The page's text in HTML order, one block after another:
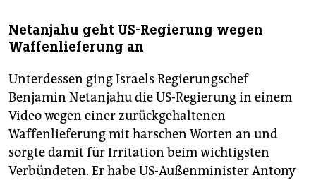
Netanjahu geht US-Regierung wegen
Waffenlieferung an
Unterdessen ging Israels Regierungschef
Benjamin Netanjahu die US-Regierung in einem
Video wegen einer zurückgehaltenen
Waffenlieferung mit harschen Worten an und
sorgte damit für Irritation beim wichtigsten
Verbündeten. Er habe US-Außenminister Antony